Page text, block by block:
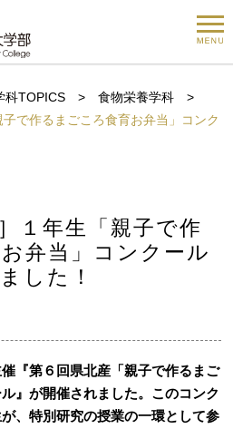
科TOPICS >食物栄養学科 >
子で作るまごころ食育お弁当」コンク
１年生「親子で作
弁当」コンクール
した！
『第６回県北産「親子で作るまご
』が開催されました。このコンク
、特別研究の授業の一環として参